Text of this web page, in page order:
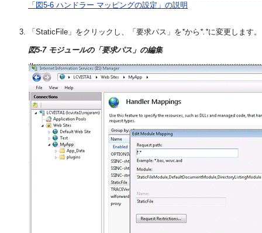
「図5-6 ハンドラー マッピングの設定」の説明
「StaticFile」をクリックし、「要求パス」を*から *.*に変更します。
図5-7 モジュールの「要求パス」の編集